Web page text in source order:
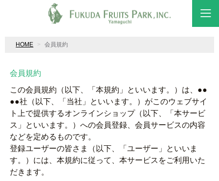
HOME 会員規約
会員規約
この会員規約（以下、「本規約」といいます。）は、●●
●●社（以下、「当社」といいます。）がこのウェブサイ
ト上で提供するオンラインショップ（以下、「本サービ
ス」といいます。）への会員登録、会員サービスの内容
などを定めるものです。
登録ユーザーの皆さま（以下、「ユーザー」といいま
す。）には、本規約に従って、本サービスをご利用いた
だきます。